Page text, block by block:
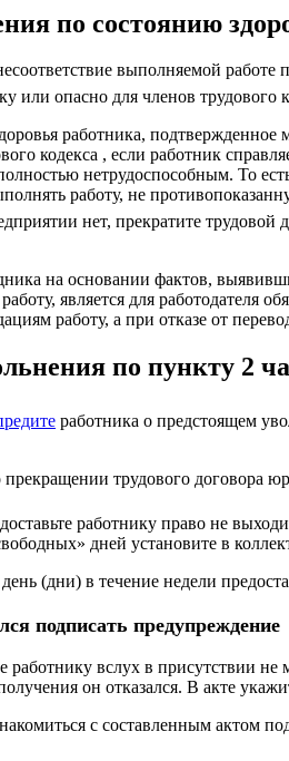
по состоянию
выполняемой
или опасно для членов
работника,
кодекса , если работник
нетрудоспособным. То
работу, не
нет, прекратите трудовой
на основании фактов,
является для работодателя
работу, а при отказе от
по пункту 2
работника о предстоящем
трудового договора
работнику право не
дней установите в
(дни) в течение недели
подписать предупреждение
работнику вслух в присутствии не
он отказался. В акте
с составленным актом